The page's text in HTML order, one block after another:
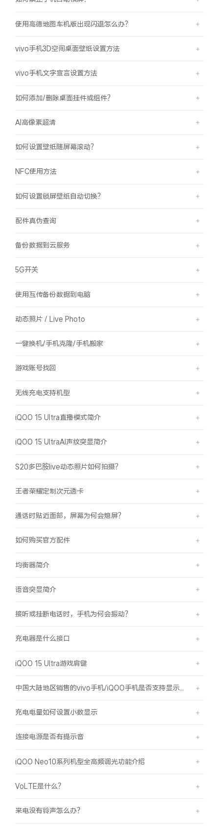
使用高德地图车机版出现闪退怎么办？
vivo手机3D空间桌面壁纸设置方法
vivo手机文字宣言设置方法
如何添加/删除桌面挂件或组件？
AI高像素超清
如何设置壁纸随屏幕滚动？
NFC使用方法
如何设置锁屏壁纸自动切换？
配件真伪查询
备份数据到云服务
5G开关
使用互传备份数据到电脑
动态照片 / Live Photo
一键换机/手机克隆/手机搬家
游戏账号找回
无线充电支持机型
iQOO 15 Ultra直播模式简介
iQOO 15 UltraAI声纹突显简介
S20多巴胺live动态照片如何拍摄？
王者荣耀定制次元透卡
通话时贴近面部，屏幕为何会熄屏？
如何购买官方配件
均衡器简介
语音突显简介
接听或挂断电话时，手机为何会振动？
充电器是什么接口
iQOO 15 Ultra游戏肩键
充电电量如何设置小数显示
连接电源是否有提示音
iQOO Neo10系列机型全高频调光功能介绍
VoLTE是什么？
来电没有铃声怎么办？